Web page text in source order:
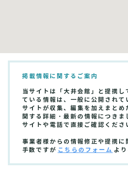
掲載情報に関するご案内
当サイトは「大井会館」と提携し
ている情報は、一般に公開されて
サイトが収集、編集を加えまとめ
関する詳細・最新の情報につき
サイトや電話で直接ご確認くださ
事業者様からの情報修正や提携に
手数ですが こちらのフォーム よ